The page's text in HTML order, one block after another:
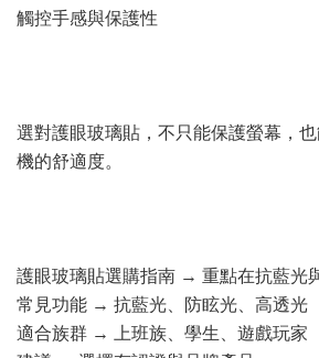
觸控手感與保護性
選對護眼玻璃貼，不只能保護螢幕，
機的舒適度。
護眼玻璃貼選購指南 → 重點在抗藍光
常見功能 → 抗藍光、防眩光、高透光
適合族群 → 上班族、學生、遊戲玩家